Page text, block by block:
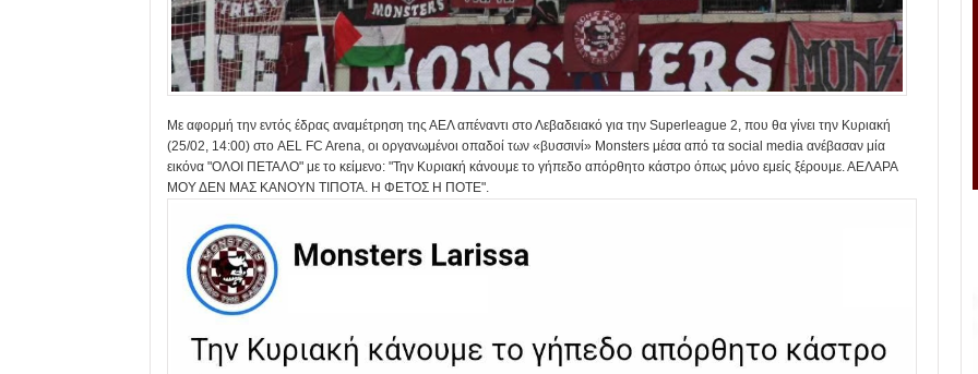
Με αφορμή την εντός έδρας αναμέτρηση της ΑΕΛ απέναντι στο Λεβαδειακό για την Superleague 2, που θα γίνει την Κυριακή
(25/02, 14:00) στο AEL FC Arena, οι οργανωμένοι οπαδοί των «βυσσινί» Monsters μέσα από τα social media ανέβασαν μία
εικόνα "ΟΛΟΙ ΠΕΤΑΛΟ" με το κείμενο: "Την Κυριακή κάνουμε το γήπεδο απόρθητο κάστρο όπως μόνο εμείς ξέρουμε. ΑΕΛΑΡΑ
ΜΟΥ ΔΕΝ ΜΑΣ ΚΑΝΟΥΝ ΤΙΠΟΤΑ. Η ΦΕΤΟΣ Η ΠΟΤΕ".